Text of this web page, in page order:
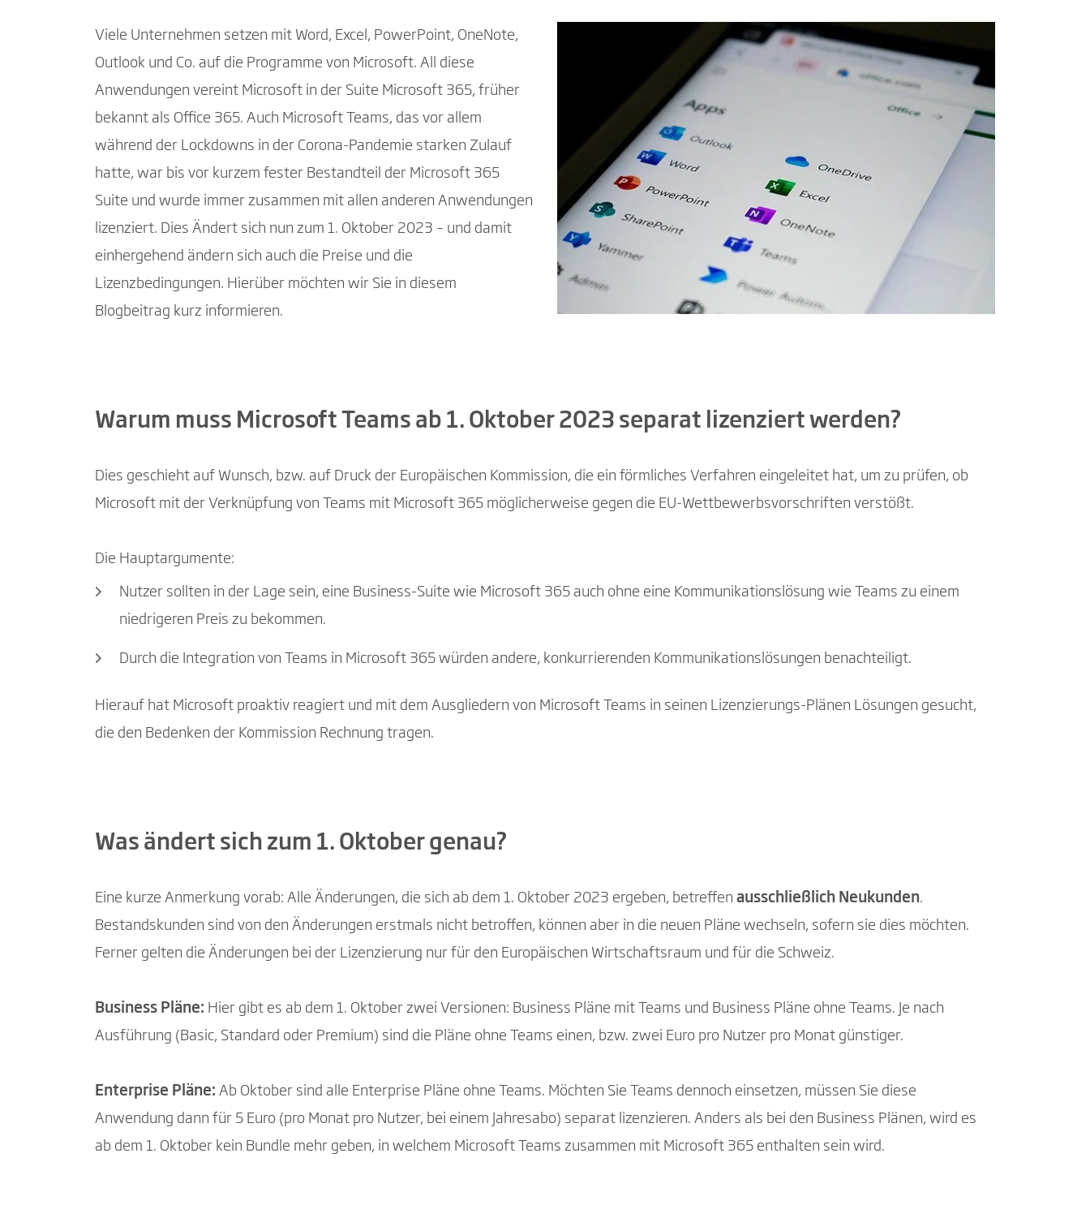
Viele Unternehmen setzen mit Word, Excel, PowerPoint, OneNote,
Outlook und Co. auf die Programme von Microsoft. All diese
Anwendungen vereint Microsoft in der Suite Microsoft 365, früher
bekannt als Office 365. Auch Microsoft Teams, das vor allem
während der Lockdowns in der Corona-Pandemie starken Zulauf
hatte, war bis vor kurzem fester Bestandteil der Microsoft 365
Suite und wurde immer zusammen mit allen anderen Anwendungen
lizenziert. Dies Ändert sich nun zum 1. Oktober 2023 – und damit
einhergehend ändern sich auch die Preise und die
Lizenzbedingungen. Hierüber möchten wir Sie in diesem
Blogbeitrag kurz informieren.
Warum muss Microsoft Teams ab 1. Oktober 2023 separat lizenziert werden?
Dies geschieht auf Wunsch, bzw. auf Druck der Europäischen Kommission, die ein förmliches Verfahren eingeleitet hat, um zu prüfen, ob
Microsoft mit der Verknüpfung von Teams mit Microsoft 365 möglicherweise gegen die EU-Wettbewerbsvorschriften verstößt.
Die Hauptargumente:
Nutzer sollten in der Lage sein, eine Business-Suite wie Microsoft 365 auch ohne eine Kommunikationslösung wie Teams zu einem
niedrigeren Preis zu bekommen.
Durch die Integration von Teams in Microsoft 365 würden andere, konkurrierenden Kommunikationslösungen benachteiligt.
Hierauf hat Microsoft proaktiv reagiert und mit dem Ausgliedern von Microsoft Teams in seinen Lizenzierungs-Plänen Lösungen gesucht,
die den Bedenken der Kommission Rechnung tragen.
Was ändert sich zum 1. Oktober genau?
Eine kurze Anmerkung vorab: Alle Änderungen, die sich ab dem 1. Oktober 2023 ergeben, betreffen ausschließlich Neukunden.
Bestandskunden sind von den Änderungen erstmals nicht betroffen, können aber in die neuen Pläne wechseln, sofern sie dies möchten.
Ferner gelten die Änderungen bei der Lizenzierung nur für den Europäischen Wirtschaftsraum und für die Schweiz.
Business Pläne: Hier gibt es ab dem 1. Oktober zwei Versionen: Business Pläne mit Teams und Business Pläne ohne Teams. Je nach
Ausführung (Basic, Standard oder Premium) sind die Pläne ohne Teams einen, bzw. zwei Euro pro Nutzer pro Monat günstiger.
Enterprise Pläne: Ab Oktober sind alle Enterprise Pläne ohne Teams. Möchten Sie Teams dennoch einsetzen, müssen Sie diese
Anwendung dann für 5 Euro (pro Monat pro Nutzer, bei einem Jahresabo) separat lizenzieren. Anders als bei den Business Plänen, wird es
ab dem 1. Oktober kein Bundle mehr geben, in welchem Microsoft Teams zusammen mit Microsoft 365 enthalten sein wird.